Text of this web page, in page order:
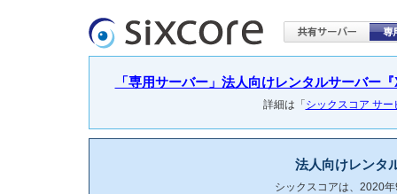
「専用サーバー」法人向けレンタルサーバー
詳細は「 シックスコア サ
法人向けレンタ
シックスコアは、2020